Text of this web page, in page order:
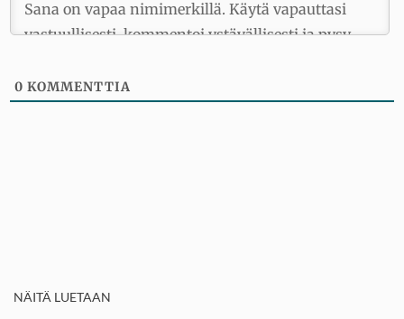
0 KOMMENTTIA
NÄITÄ LUETAAN